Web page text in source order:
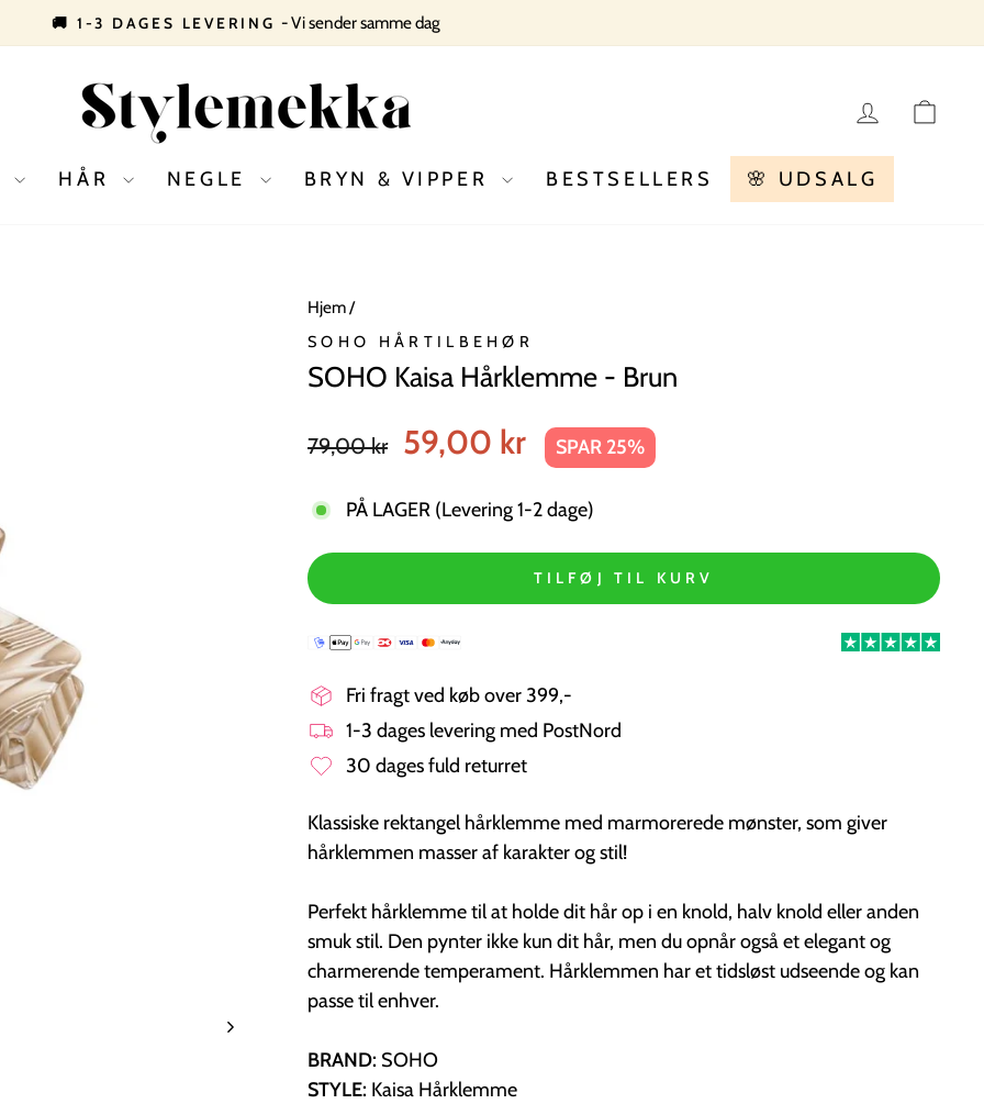
Pause
slideshow
🚚 1-3 DAGES LEVERING - Vi sender samme dag
LOG
HÅR NEGLE BRYN & VIPPER BESTSELLERS 🌸 UDSALG
Hjem/
SOHO HÅRTILBEHØR
SOHO Kaisa Hårklemme - Brun
pris
79,00 kr
Tilbudspris
59,00 kr SPAR 25%
PÅ LAGER (Levering 1-2 dage)
TILFØJ TIL KURV
Fri fragt ved køb over 399,-
1-3 dages levering med PostNord
30 dages fuld returret
Klassiske rektangel hårklemme med marmorerede mønster, som giver
hårklemmen masser af karakter og stil!
Perfekt hårklemme til at holde dit hår op i en knold, halv knold eller anden
smuk stil. Den pynter ikke kun dit hår, men du opnår også et elegant og
charmerende temperament. Hårklemmen har et tidsløst udseende og kan
passe til enhver.
BRAND: SOHO
STYLE: Kaisa Hårklemme